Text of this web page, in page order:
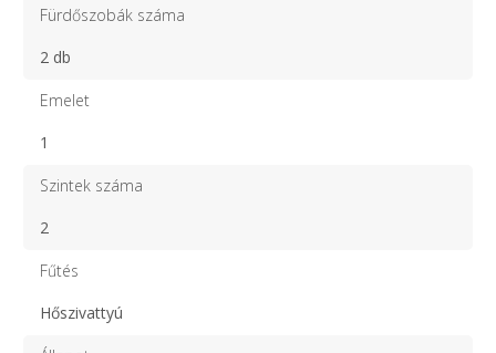
Fürdőszobák száma
2 db
Emelet
1
Szintek száma
2
Fűtés
Hőszivattyú